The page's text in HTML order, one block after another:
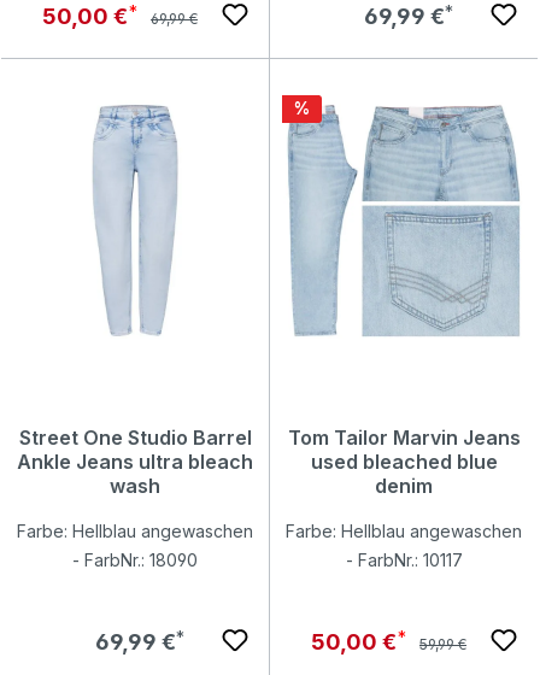
Verkaufspreis:
50,00 € Regulärer Preis:
69,99 € Regulärer Preis:
69,99 €
Street One Studio Barrel
Ankle Jeans ultra bleach
wash
Farbe: Hellblau angewaschen
- FarbNr.: 18090
Regulärer Preis:
69,99 €
Rabatt
%
Tom Tailor Marvin Jeans
used bleached blue
denim
Farbe: Hellblau angewaschen
- FarbNr.: 10117
Verkaufspreis:
50,00 € Regulärer Preis:
59,99 €